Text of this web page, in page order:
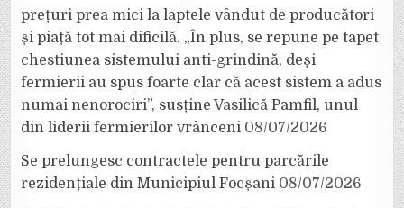
prețuri prea mici la laptele vândut de producători
și piață tot mai dificilă. „În plus, se repune pe tapet
chestiunea sistemului anti-grindină, deși
fermierii au spus foarte clar că acest sistem a adus
numai nenorociri”, susține Vasilică Pamfil, unul
din liderii fermierilor vrânceni 08/07/2026
Se prelungesc contractele pentru parcările
rezidențiale din Municipiul Focșani 08/07/2026